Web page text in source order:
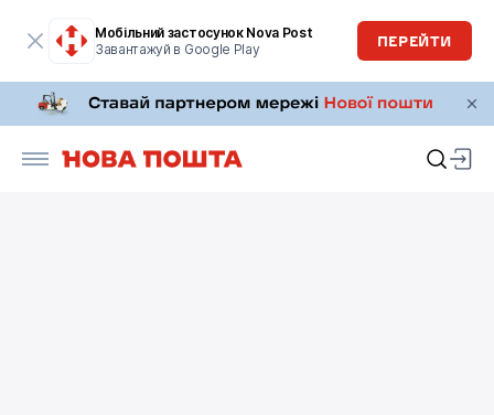
Мобільний застосунок Nova Post
Завантажуй в Google Play
ПЕРЕЙТИ